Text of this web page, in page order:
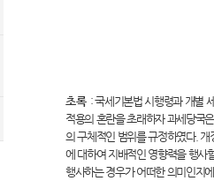
초록 :국세기본법 시행령과 개별
적용의 혼란을 초래하자 과세당국
의 구체적인 범위를 규정하였다.
에 대하여 지배적인 영향력을 행사
행사하는 경우가 어떠한 의미인지